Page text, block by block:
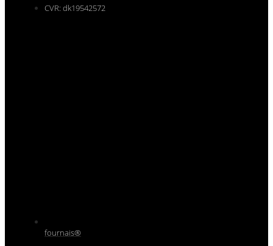
CVR: dk19542572
fournais®